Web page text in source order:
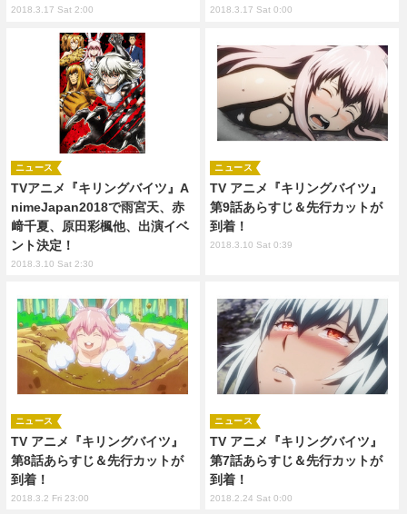
2018.3.17 Sat 2:00 2018.3.17 Sat 0:00
TVアニメ『キリングバイツ』A
nimeJapan2018で雨宮天、赤
﨑千夏、原田彩楓他、出演イベ
ント決定！
ニュース
2018.3.10 Sat 2:30
TV アニメ『キリングバイツ』
第9話あらすじ＆先行カットが
到着！
ニュース
2018.3.10 Sat 0:39
TV アニメ『キリングバイツ』
第8話あらすじ＆先行カットが
到着！
ニュース
2018.3.2 Fri 23:00
TV アニメ『キリングバイツ』
第7話あらすじ＆先行カットが
到着！
ニュース
2018.2.24 Sat 0:00